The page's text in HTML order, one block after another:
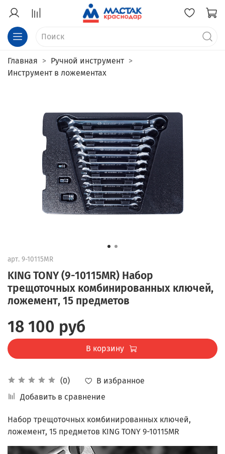
Главная
Ручной инструмент
Инструмент в ложементах
арт. 9-10115MR
KING TONY (9-10115MR) Набор
трещоточных комбинированных ключей,
ложемент, 15 предметов
(0)
В избранное
Добавить в сравнение
18 100 руб
В корзину
Набор трещоточных комбинированных ключей,
ложемент, 15 предметов KING TONY 9-10115MR